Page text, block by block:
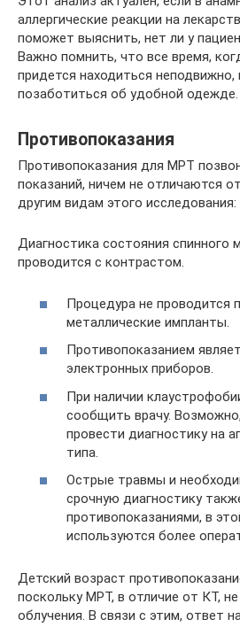
аллергические реакции на
поможет выяснить, нет ли у
Важно помнить, что все время,
придется находиться
позаботиться об удобной одежде.
Противопоказания
Противопоказания для МРТ
показаний, ничем не отличаются
другим видам этого исследования:
Диагностика состояния спинного
проводится с контрастом.
Процедура не
металлические импланты.
Противопоказанием
электронных приборов.
При наличии
сообщить врачу.
провести диагностику на
типа.
Острые травмы и
срочную диагностику
противопоказаниями, в
используются более
Детский возраст
поскольку МРТ, в отличие от КТ,
облучения. В связи с этим, ответ